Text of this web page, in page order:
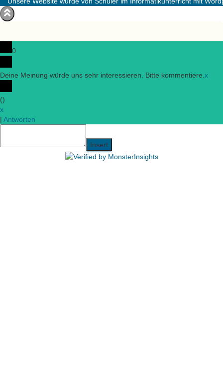
0
Deine Meinung würde uns sehr interessieren. Bitte kommentiere. x
()
x
| Antworten
Insert